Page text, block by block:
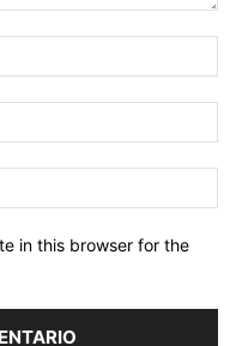
in this browser for the